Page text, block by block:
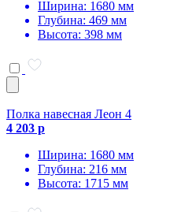
Ширина: 1680 мм
Глубина: 469 мм
Высота: 398 мм
Полка навесная Леон 4
4 203 р
Ширина: 1680 мм
Глубина: 216 мм
Высота: 1715 мм